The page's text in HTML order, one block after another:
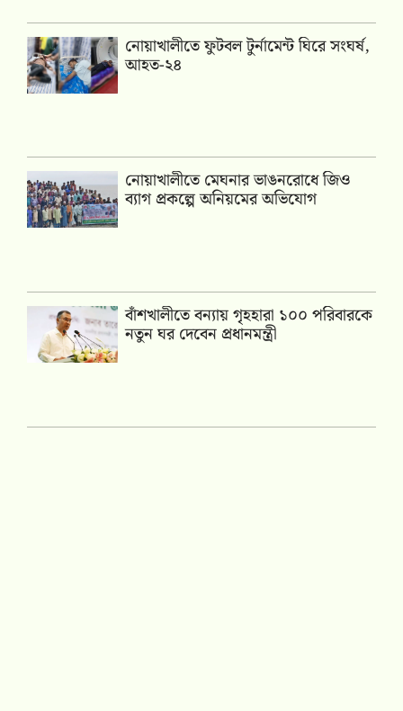
নোয়াখালীতে ফুটবল টুর্নামেন্ট ঘিরে সংঘর্ষ,
আহত-২৪
নোয়াখালীতে মেঘনার ভাঙনরোধে জিও
ব্যাগ প্রকল্পে অনিয়মের অভিযোগ
বাঁশখালীতে বন্যায় গৃহহারা ১০০ পরিবারকে
নতুন ঘর দেবেন প্রধানমন্ত্রী